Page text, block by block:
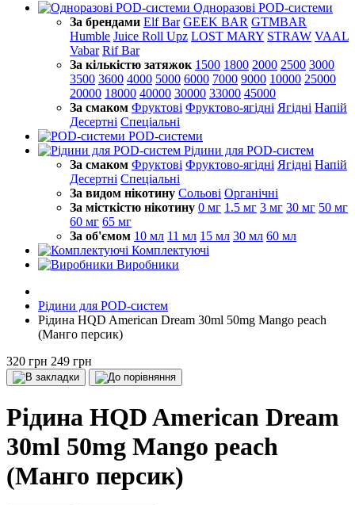
Одноразові POD-системи
За брендами Elf Bar GEEK BAR GTMBAR
Humble Juice Roll Upz LOST MARY STRAW VAAL
Vabar Rif Bar
За кількістю затяжок 1500 1800 2000 2500 3000
3500 3600 4000 5000 6000 7000 9000 10000 25000
20000 18000 40000 30000 33000 45000
За смаком Фруктові Фруктово-ягідні Ягідні Напій
Десертні Спеціальні
POD-системи
Рідини для POD-систем
За смаком Фруктові Фруктово-ягідні Ягідні Напій
Десертні Спеціальні
За видом нікотину Сольові Органічні
За місткістю нікотину 0 мг 1.5 мг 3 мг 30 мг 50 мг
60 мг 65 мг
За об'ємом 10 мл 11 мл 15 мл 30 мл 60 мл
Комплектуючі
Виробники
Рідини для POD-систем
Рідина HQD American Dream 30ml 50mg Mango peach
(Манго персик)
320 грн 249 грн
Рідина HQD American Dream
30ml 50mg Mango peach
(Манго персик)